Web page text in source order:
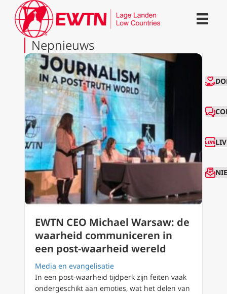
Nepnieuws
EWTN CEO Michael Warsaw: de
waarheid communiceren in
een post-waarheid wereld
Media en evangelisatie
In een post-waarheid tijdperk zijn feiten vaak
ondergeschikt aan emoties, wat het delen van